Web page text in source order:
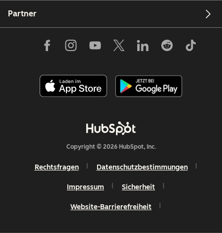
Partner
Copyright © 2026 HubSpot, Inc.
Rechtsfragen Datenschutzbestimmungen
Impressum Sicherheit
Website-Barrierefreiheit